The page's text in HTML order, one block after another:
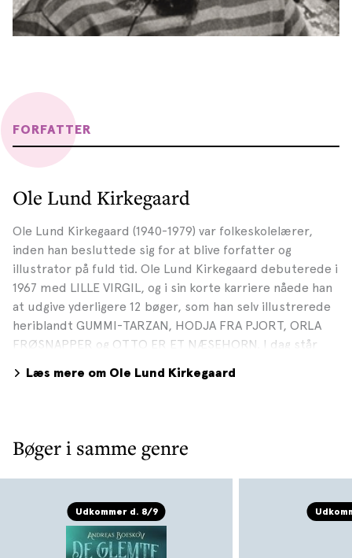
FORFATTER
Ole Lund Kirkegaard
Ole Lund Kirkegaard (1940-1979) var folkeskolelærer,
inden han besluttede sig for at blive forfatter og
illustrator på fuld tid. Ole Lund Kirkegaard debuterede i
1967 med LILLE VIRGIL, og i sin korte karriere nåede han
at udgive yderligere 12 bøger, som han selv illustrerede
heriblandt GUMMI-TARZAN, HODJA FRA PJORT, ORLA
FRØSNAPPER og OTTO ER ET NÆSEHORN. I dag står
klassikere, alle børn bør kende. Foto: Gyldendals
Læs mere om Ole Lund Kirkegaard
Bøger i samme genre
Udkommer d. 8/9